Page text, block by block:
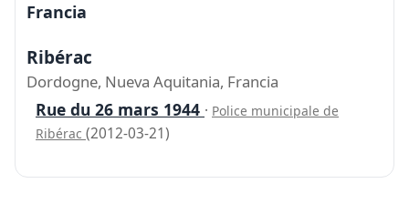
Francia
Ribérac
Dordogne, Nueva Aquitania, Francia
Rue du 26 mars 1944 · Police municipale de
Ribérac (2012-03-21)